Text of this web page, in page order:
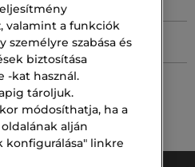
Versace Női Boost Gél
valamint a funkciók
személyre szabása és
biztosítása
-kat használ.
tároljuk.
módosíthatja, ha a
alján
konfigurálása" linkre